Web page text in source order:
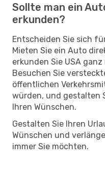
Sollte man ein
erkunden?
Entscheiden Sie sich
Mieten Sie ein Auto
erkunden Sie USA
Besuchen Sie
öffentlichen
würden, und gestalten
Ihren Wünschen.
Gestalten Sie Ihren
Wünschen und
immer Sie möchten.